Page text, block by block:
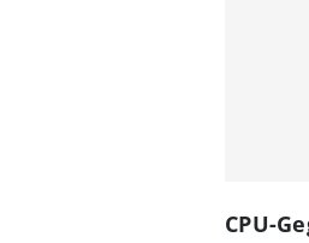
CPU-